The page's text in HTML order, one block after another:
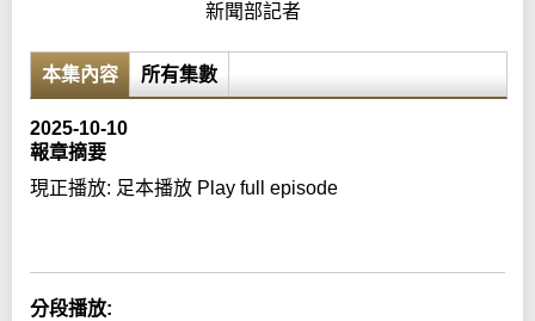
新聞部記者
本集內容 所有集數
2025-10-10
報章摘要
現正播放: 足本播放 Play full episode
分段播放: